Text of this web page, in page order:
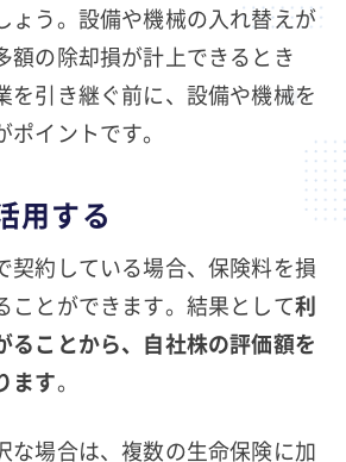
ょう。設備や機械の入れ替えが
額の除却損が計上できるとき
を引き継ぐ前に、設備や機械を
イントです。
用する
契約している場合、保険料を損
ことができます。結果として利
ることから、自社株の評価額を
ます。
な場合は、複数の生命保険に加